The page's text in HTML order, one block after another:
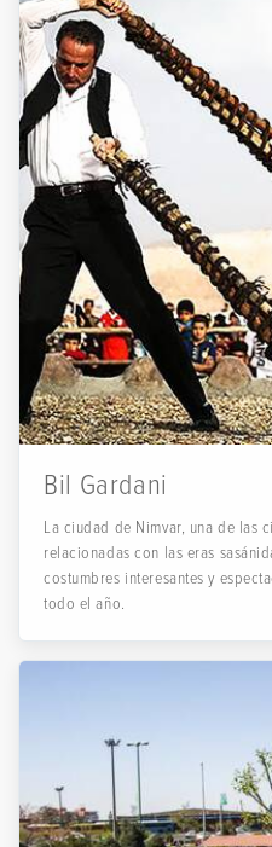
Bil Gardani
La ciudad de Nimvar, una de las
relacionadas con las eras
costumbres interesantes y
todo el año.